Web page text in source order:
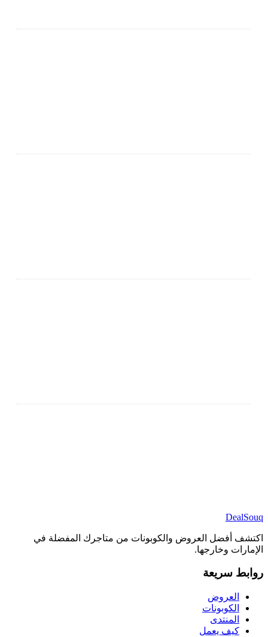
DealSouq
اكتشف أفضل العروض والكوبونات من متاجرك المفضلة في
الإمارات وخارجها.
روابط سريعة
العروض
الكوبونات
المنتدى
كيف يعمل